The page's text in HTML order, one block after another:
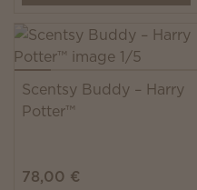
Scentsy Buddy – Harry
Potter™
78,00 €